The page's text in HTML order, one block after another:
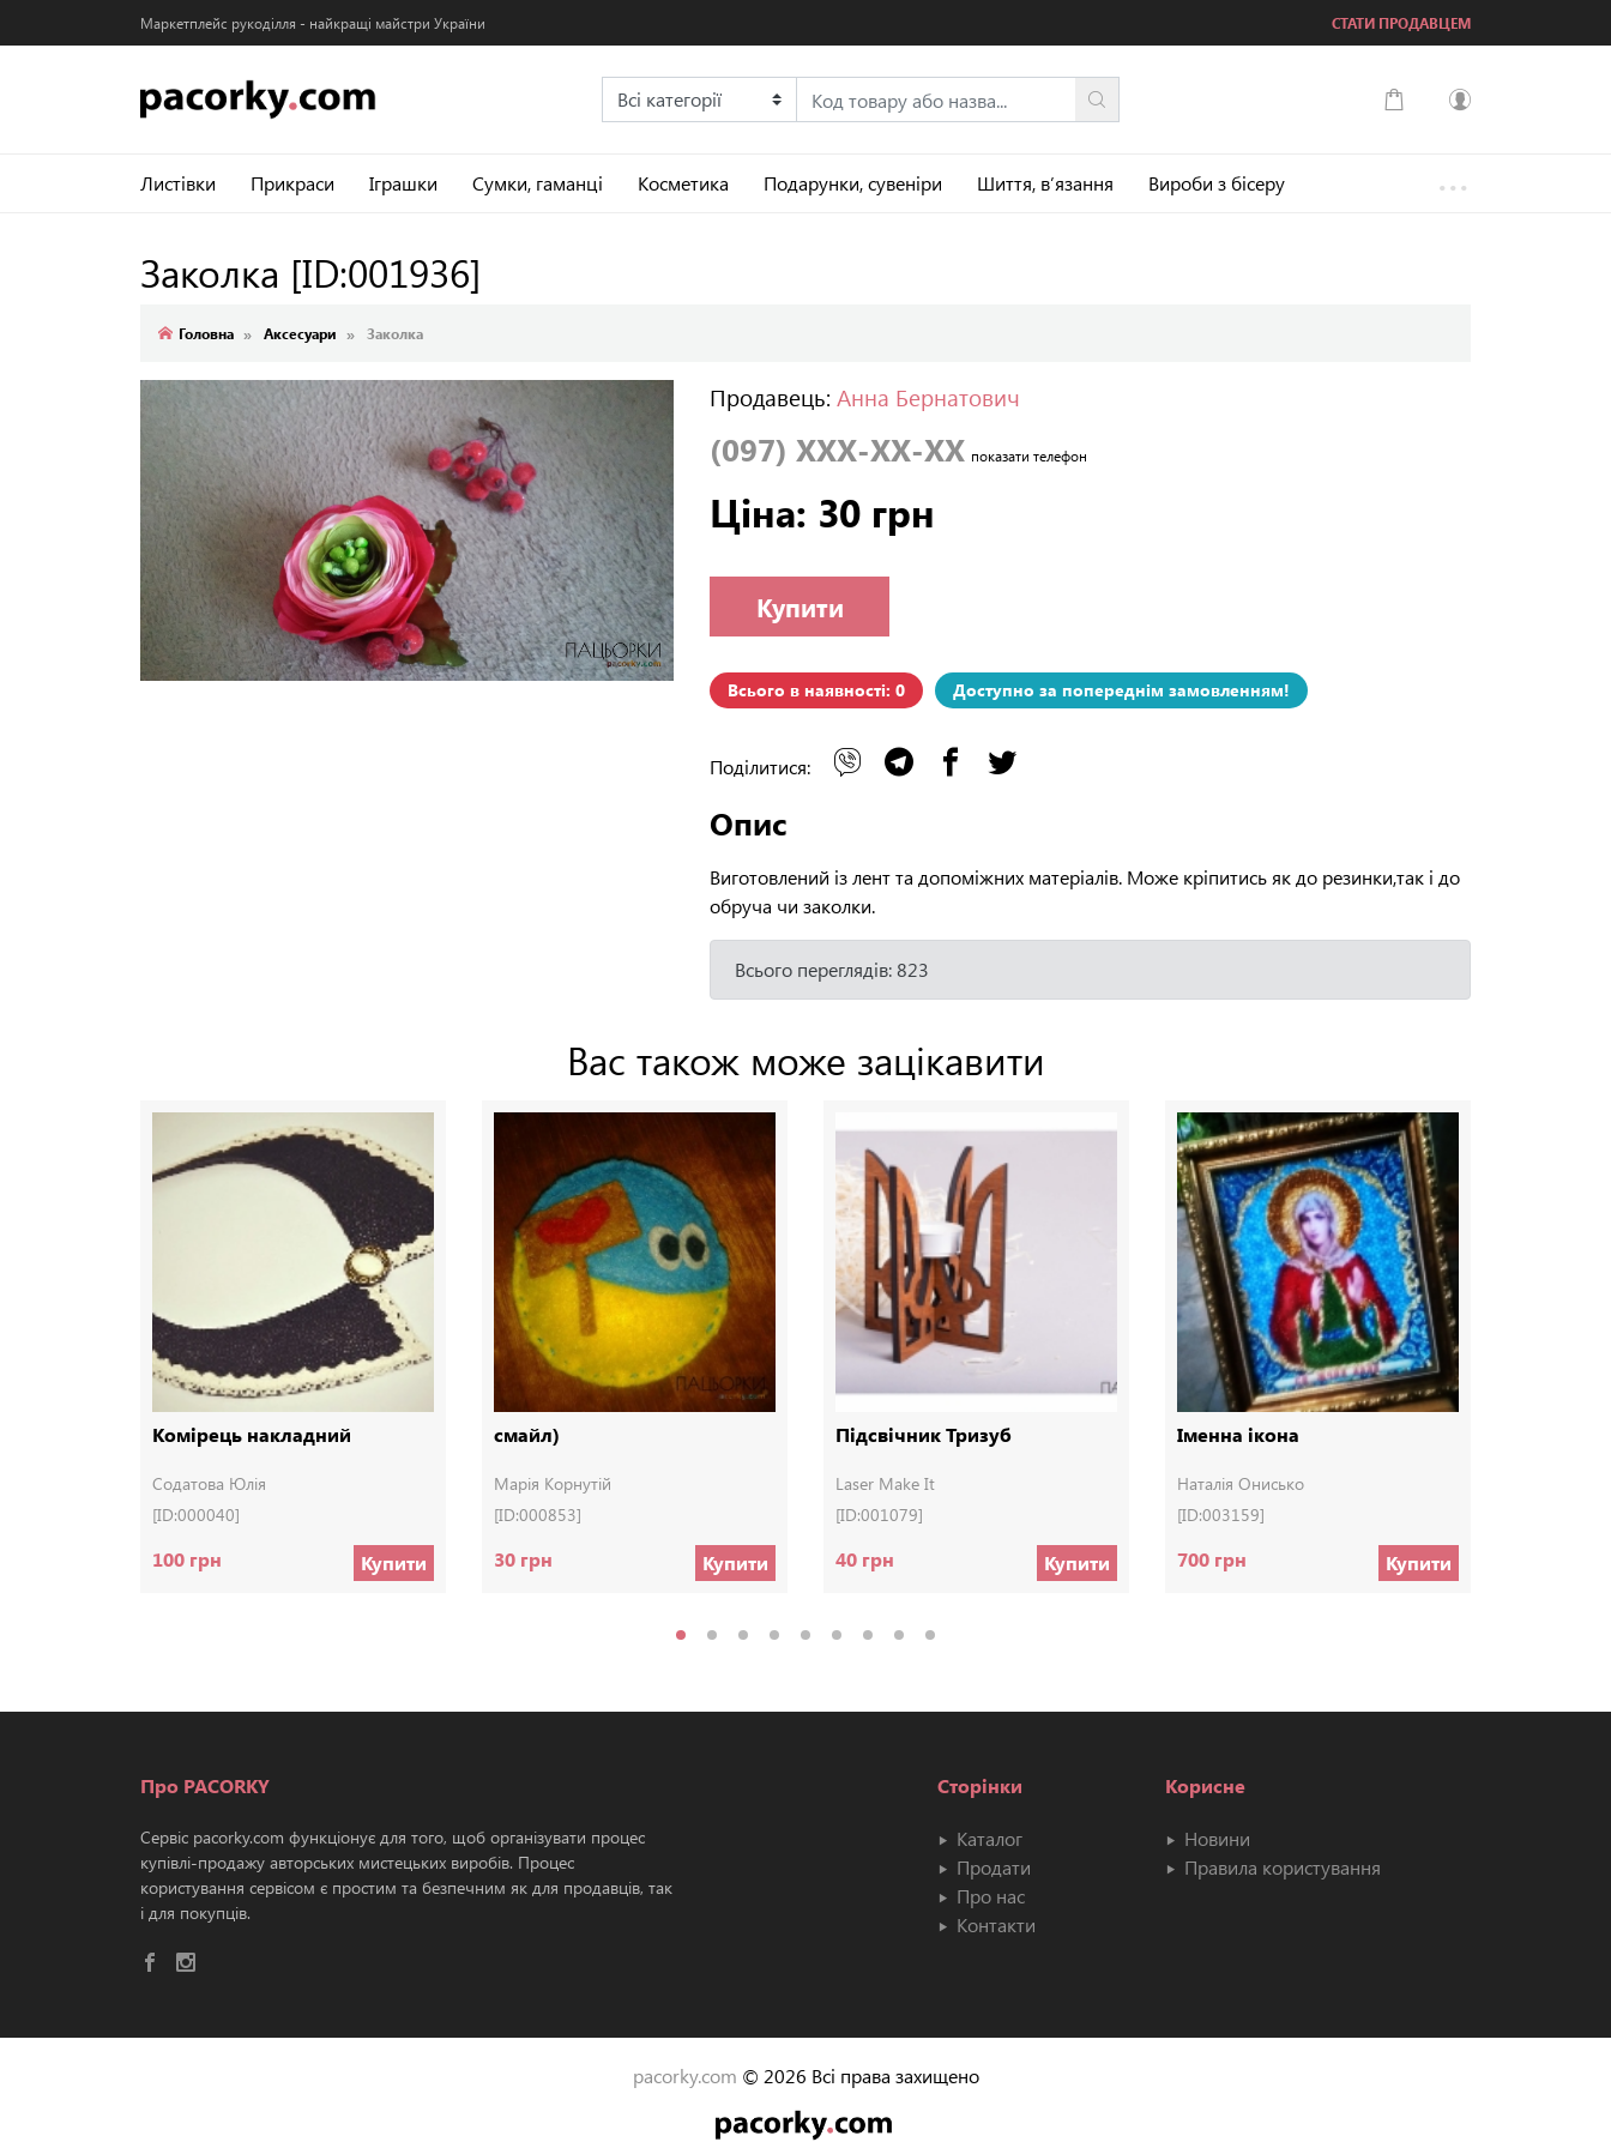
Маркетплейс рукоділля - найкращі майстри України СТАТИ ПРОДАВЦЕМ
...
Листівки Прикраси Іграшки Сумки, гаманці Косметика Подарунки, сувеніри Шиття, в’язання Вироби з бісеру
Заколка [ID:001936]
Головна Аксесуари Заколка
Продавець: Анна Бернатович
(097) XXX-XX-XX показати телефон
Ціна: 30 грн
Купити
Всього в наявності: 0 Доступно за попереднім замовленням!
Поділитися:
Опис
Виготовлений із лент та допоміжних матеріалів. Може кріпитись як до резинки,так і до
обруча чи заколки.
Всього переглядів: 823
Вас також може зацікавити
Комірець накладний
Содатова Юлія
[ID:000040]
100 грн Купити
смайл)
Марія Корнутій
[ID:000853]
30 грн Купити
Підсвічник Тризуб
Laser Make It
[ID:001079]
40 грн Купити
Іменна ікона
Наталія Онисько
[ID:003159]
700 грн Купити
Про PACORKY
Сервіс pacorky.com функціонує для того, щоб організувати процес
купівлі-продажу авторських мистецьких виробів. Процес
користування сервісом є простим та безпечним як для продавців, так
і для покупців.
Сторінки
Каталог
Продати
Про нас
Контакти
Корисне
Новини
Правила користування
pacorky.com © 2026 Всі права захищено